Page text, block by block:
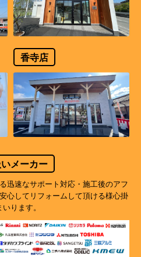
香寺店
メーカー
迅速なサポート対応・施工後のアフ
心してリフォームして頂ける様心掛
ります。